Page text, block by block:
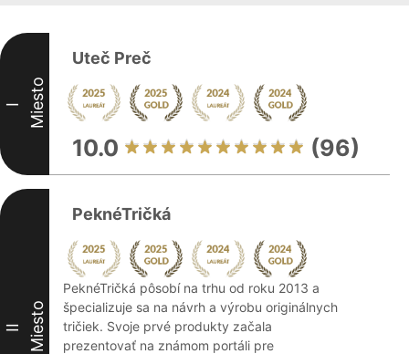
I Miesto
Uteč Preč
10.0 (96)
II Miesto
PeknéTričká
PeknéTričká pôsobí na trhu od roku 2013 a
špecializuje sa na návrh a výrobu originálnych
tričiek. Svoje prvé produkty začala
prezentovať na známom portáli pre